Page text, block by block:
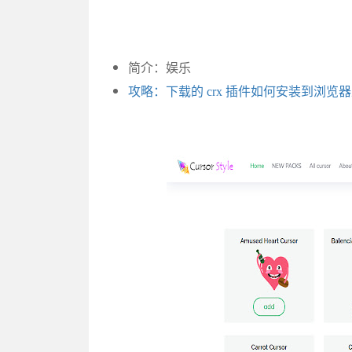
简介：娱乐
攻略：下载的 crx 插件如何安装到浏览